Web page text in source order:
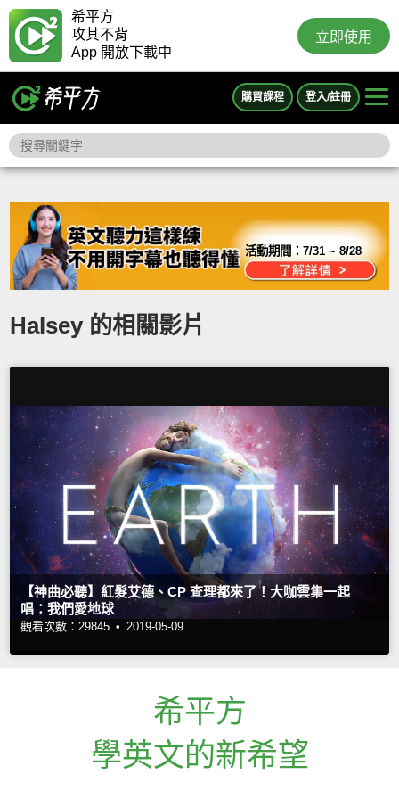
希平方
攻其不背
App 開放下載中
立即使用
購買課程 登入/註冊
活動期間：7/31 ~ 8/28
Halsey 的相關影片
【神曲必聽】紅髮艾德、CP 查理都來了！大咖雲集一起
唱：我們愛地球
觀看次數：29845 • 2019-05-09
希平方
學英文的新希望